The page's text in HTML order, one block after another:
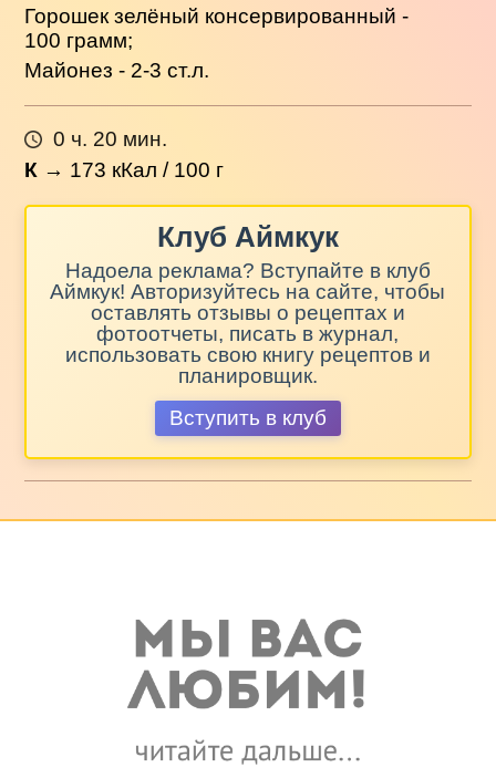
Горошек зелёный консервированный -
100 грамм;
Майонез - 2-3 ст.л.
0 ч. 20 мин.
К → 173 кКал / 100 г
Клуб Аймкук
Надоела реклама? Вступайте в клуб
Аймкук! Авторизуйтесь на сайте, чтобы
оставлять отзывы о рецептах и
фотоотчеты, писать в журнал,
использовать свою книгу рецептов и
планировщик.
Вступить в клуб